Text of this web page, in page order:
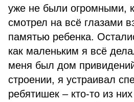
уже не были огромными,
смотрел на всё глазами
памятью ребенка.
как маленьким я всё
меня был дом
строении, я устраивал
ребятишек – кто-то из